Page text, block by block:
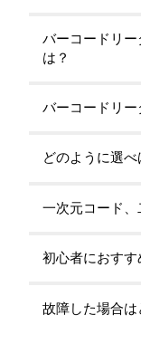
バーコードリ
は？
バーコードリー
どのように選べ
一次元コード、
初心者におすす
故障した場合は